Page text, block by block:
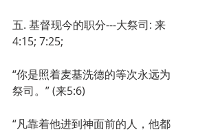
五. 基督现今的职分---大祭司: 来
4:15; 7:25;
“你是照着麦基洗德的等次永远为
祭司。” (来5:6)
“凡靠着他进到神面前的人，他都